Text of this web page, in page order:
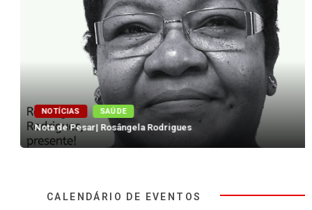
NOTÍCIAS SAÚDE
Nota de Pesar| Rosângela Rodrigues
CALENDÁRIO DE EVENTOS